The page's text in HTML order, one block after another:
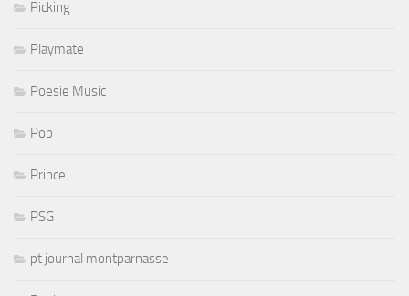
Picking
Playmate
Poesie Music
Pop
Prince
PSG
pt journal montparnasse